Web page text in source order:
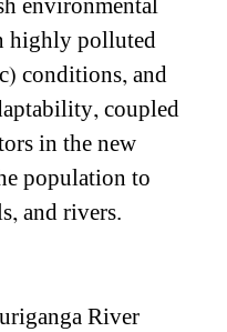
environmental
highly polluted
conditions, and
coupled
in the new
population to
and rivers.
River